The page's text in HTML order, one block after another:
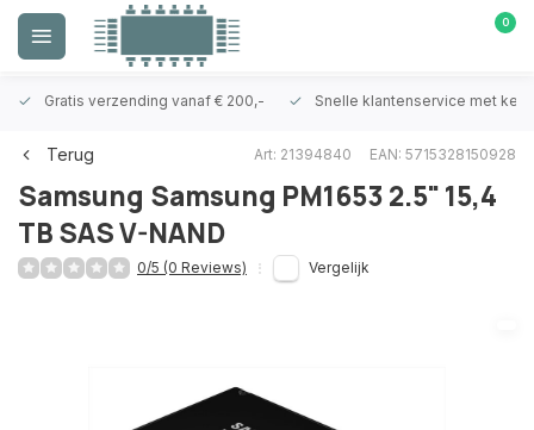
0
Gratis verzending vanaf € 200,- Snelle klantenservice met
Terug Art: 21394840 EAN: 5715328150928
Samsung Samsung PM1653 2.5" 15,4
TB SAS V-NAND
0/5 (0 Reviews) Vergelijk